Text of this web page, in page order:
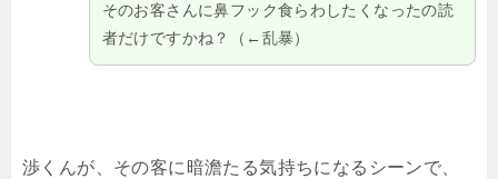
そのお客さんに鼻フック食らわしたくなったの読
者だけですかね？（←乱暴）
渉くんが、その客に暗澹たる気持ちになるシーンで、